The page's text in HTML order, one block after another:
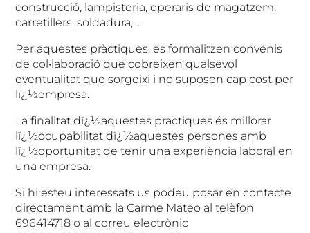
construcció, lampisteria, operaris de magatzem,
carretillers, soldadura,…
Per aquestes pràctiques, es formalitzen convenis
de col•laboració que cobreixen qualsevol
eventualitat que sorgeixi i no suposen cap cost per
lï¿½empresa.
La finalitat dï¿½aquestes practiques és millorar
lï¿½ocupabilitat dï¿½aquestes persones amb
lï¿½oportunitat de tenir una experiència laboral en
una empresa.
Si hi esteu interessats us podeu posar en contacte
directament amb la Carme Mateo al telèfon
696414718 o al correu electrònic